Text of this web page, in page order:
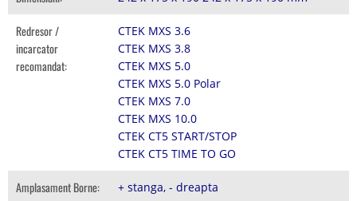
Redresor /
incarcator
recomandat:
CTEK MXS 3.6
CTEK MXS 3.8
CTEK MXS 5.0
CTEK MXS 5.0 Polar
CTEK MXS 7.0
CTEK MXS 10.0
CTEK CT5 START/STOP
CTEK CT5 TIME TO GO
Amplasament Borne: + stanga, - dreapta